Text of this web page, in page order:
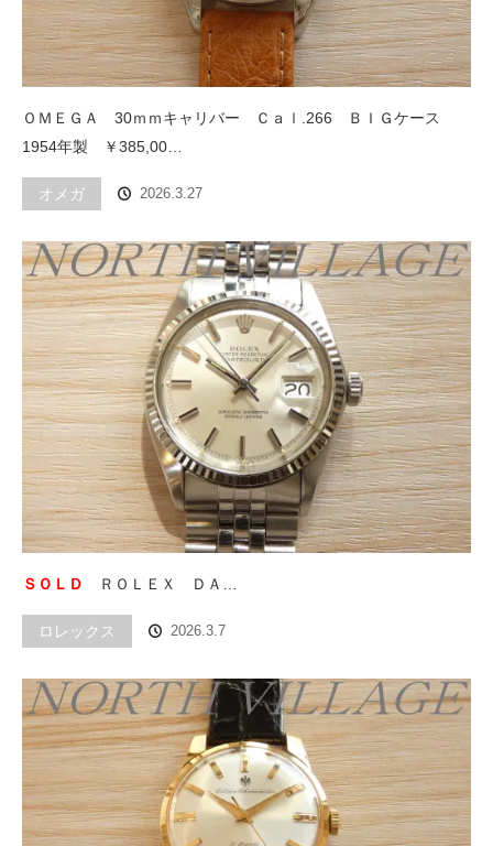
ＯＭＥＧＡ 30ｍｍキャリバー Ｃａｌ.266 ＢＩＧケース
1954年製 ￥385,00…
オメガ 2026.3.27
ＳＯＬＤ ＲＯＬＥＸ ＤＡ…
ロレックス 2026.3.7